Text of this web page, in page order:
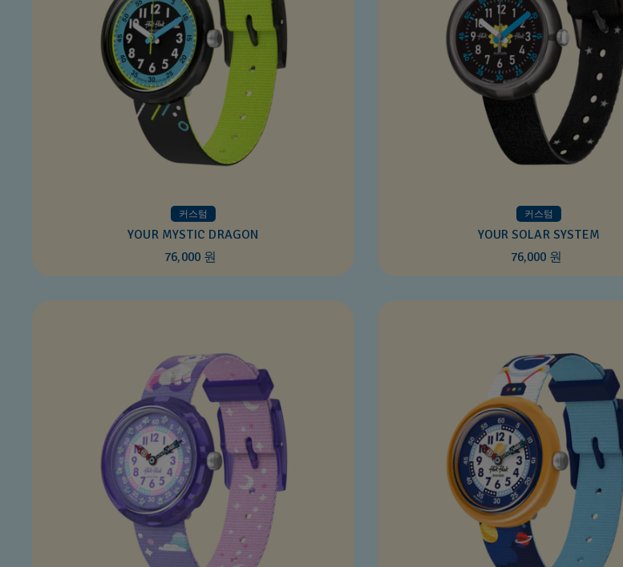
커스텀
YOUR MYSTIC DRAGON
76,000 원
커스텀
YOUR SOLAR SYSTEM
76,000 원